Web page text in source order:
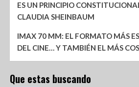
ES UN PRINCIPIO
CLAUDIA SHEINBAUM
IMAX 70 MM: EL FORMATO MÁS
DEL CINE… Y TAMBIÉN EL MÁS
Que estas buscando